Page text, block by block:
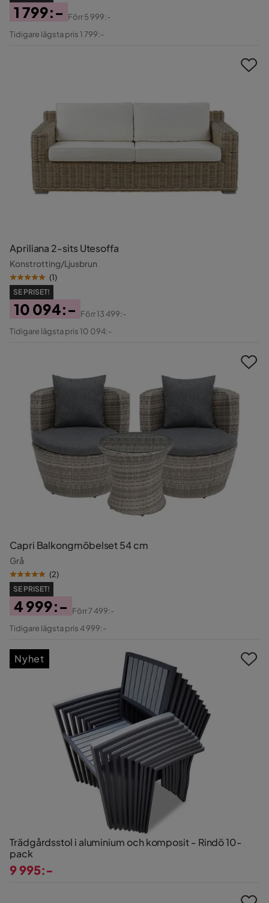
Pris
1 799:-
Original
Förr5 999:-
Tidigare lägsta pris 1 799:-
Apriliana 2-sits Utesoffa
Konstrotting/Ljusbrun
(1)
SE PRISET!
Pris
10 094:-
Original
Förr13 499:-
Tidigare lägsta pris 10 094:-
Capri Balkongmöbelset 54 cm
Grå
(2)
SE PRISET!
Pris
4 999:-
Original
Förr7 499:-
Tidigare lägsta pris 4 999:-
Trädgårdsstol i aluminium och komposit - Rindö 10-
pack
9 995:-
Nyhet